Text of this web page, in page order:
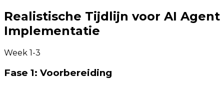
Realistische Tijdlijn voor AI Agent
Implementatie
Week 1-3
Fase 1: Voorbereiding